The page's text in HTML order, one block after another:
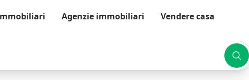
Agenzie immobiliari Vendere casa